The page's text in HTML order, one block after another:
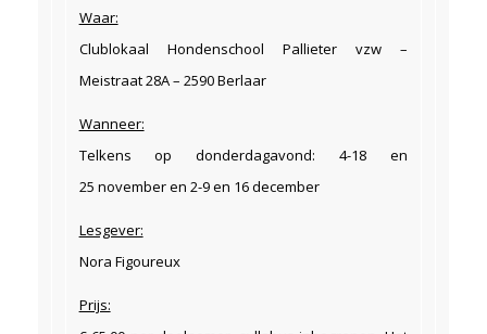
Waar:
Clublokaal Hondenschool Pallieter vzw –
Meistraat 28A – 2590 Berlaar
Wanneer:
Telkens op donderdagavond: 4-18 en
25 november en 2-9 en 16 december
Lesgever:
Nora Figoureux
Prijs: